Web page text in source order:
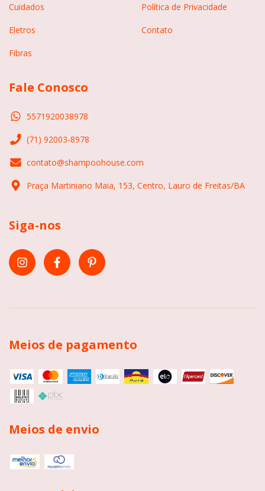
Cuidados
Eletros
Fibras
Política de Privacidade
Contato
Fale Conosco
5571920038978
(71) 92003-8978
contato@shampoohouse.com
Praça Martiniano Maia, 153, Centro, Lauro de Freitas/BA
Siga-nos
Meios de pagamento
Meios de envio